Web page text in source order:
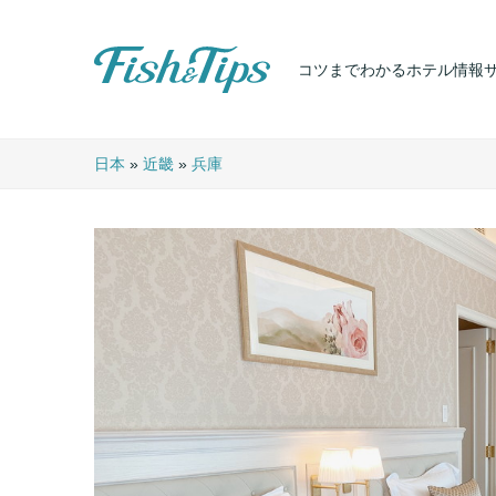
コツまでわかるホテル情報
日本 » 近畿» 兵庫